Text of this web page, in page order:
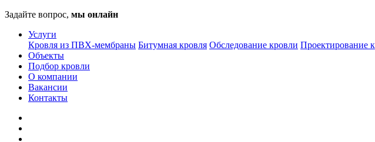
Задайте вопрос, мы онлайн
Услуги
Кровля из ПВХ-мембраны Битумная кровля Обследование кровли Проектирование
Объекты
Подбор кровли
О компании
Вакансии
Контакты